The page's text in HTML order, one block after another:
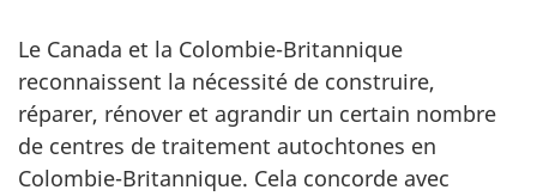
Le Canada et la Colombie-Britannique
reconnaissent la nécessité de construire,
réparer, rénover et agrandir un certain nombre
de centres de traitement autochtones en
Colombie-Britannique. Cela concorde avec